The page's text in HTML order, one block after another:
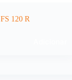
FS 120 R